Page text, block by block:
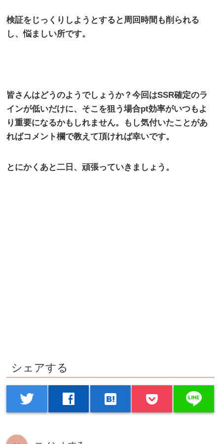
検証をじっくりしようとすると周回時間も削られる
し、悩ましい所です。
皆さんはどうのようでしょうか？今回はSSR確定のラ
インが低いだけに、そこを狙う場合pt効率がいつもよ
り重要になるかもしれません。もし気付いたことがあ
ればコメント欄で教えて頂ければ幸いです。
とにかくあと二日、頑張っていきましょう。
シェアする
twitter facebook hatenabookmark line